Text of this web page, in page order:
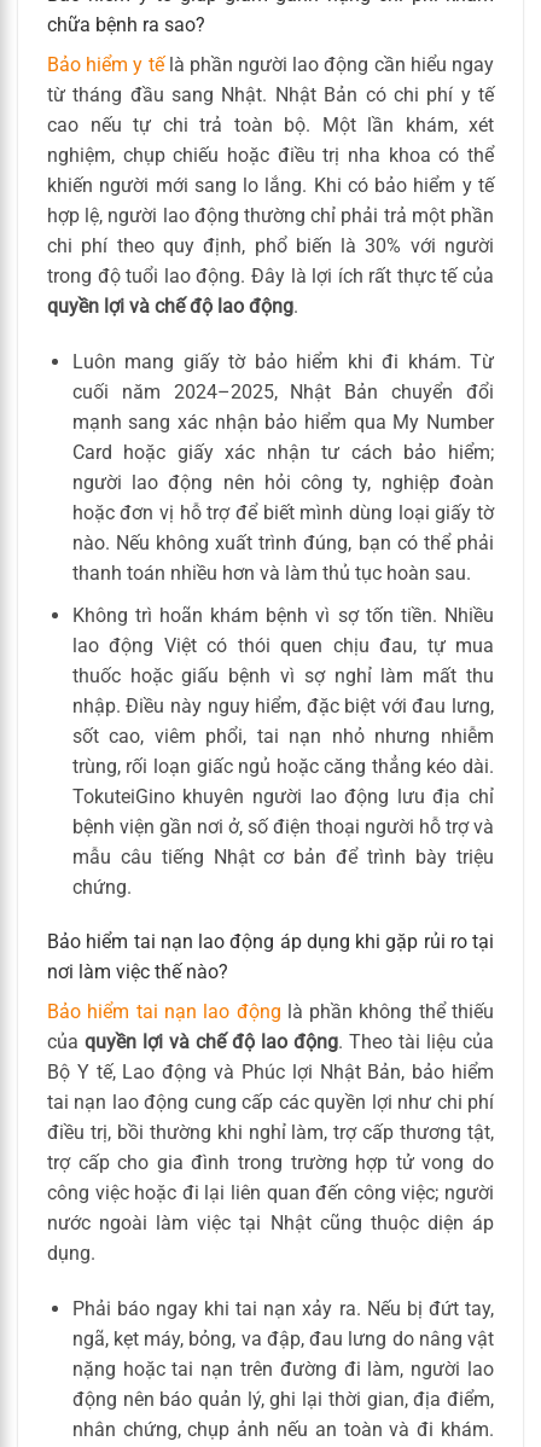
chữa bệnh ra sao?
Bảo hiểm y tếlà phần người lao động cần hiểu ngay
từ tháng đầu sang Nhật. Nhật Bản có chi phí y tế
cao nếu tự chi trả toàn bộ. Một lần khám, xét
nghiệm, chụp chiếu hoặc điều trị nha khoa có thể
khiến người mới sang lo lắng. Khi có bảo hiểm y tế
hợp lệ, người lao động thường chỉ phải trả một phần
chi phí theo quy định, phổ biến là 30% với người
trong độ tuổi lao động. Đây là lợi ích rất thực tế của
quyền lợi và chế độ lao động.
Luôn mang giấy tờ bảo hiểm khi đi khám. Từ
cuối năm 2024–2025, Nhật Bản chuyển đổi
mạnh sang xác nhận bảo hiểm qua My Number
Card hoặc giấy xác nhận tư cách bảo hiểm;
người lao động nên hỏi công ty, nghiệp đoàn
hoặc đơn vị hỗ trợ để biết mình dùng loại giấy tờ
nào. Nếu không xuất trình đúng, bạn có thể phải
thanh toán nhiều hơn và làm thủ tục hoàn sau.
Không trì hoãn khám bệnh vì sợ tốn tiền. Nhiều
lao động Việt có thói quen chịu đau, tự mua
thuốc hoặc giấu bệnh vì sợ nghỉ làm mất thu
nhập. Điều này nguy hiểm, đặc biệt với đau lưng,
sốt cao, viêm phổi, tai nạn nhỏ nhưng nhiễm
trùng, rối loạn giấc ngủ hoặc căng thẳng kéo dài.
TokuteiGino khuyên người lao động lưu địa chỉ
bệnh viện gần nơi ở, số điện thoại người hỗ trợ và
mẫu câu tiếng Nhật cơ bản để trình bày triệu
chứng.
Bảo hiểm tai nạn lao động áp dụng khi gặp rủi ro tại
nơi làm việc thế nào?
Bảo hiểm tai nạn lao động là phần không thể thiếu
của quyền lợi và chế độ lao động. Theo tài liệu của
Bộ Y tế, Lao động và Phúc lợi Nhật Bản, bảo hiểm
tai nạn lao động cung cấp các quyền lợi như chi phí
điều trị, bồi thường khi nghỉ làm, trợ cấp thương tật,
trợ cấp cho gia đình trong trường hợp tử vong do
công việc hoặc đi lại liên quan đến công việc; người
nước ngoài làm việc tại Nhật cũng thuộc diện áp
dụng.
Phải báo ngay khi tai nạn xảy ra. Nếu bị đứt tay,
ngã, kẹt máy, bỏng, va đập, đau lưng do nâng vật
nặng hoặc tai nạn trên đường đi làm, người lao
động nên báo quản lý, ghi lại thời gian, địa điểm,
nhân chứng, chụp ảnh nếu an toàn và đi khám.